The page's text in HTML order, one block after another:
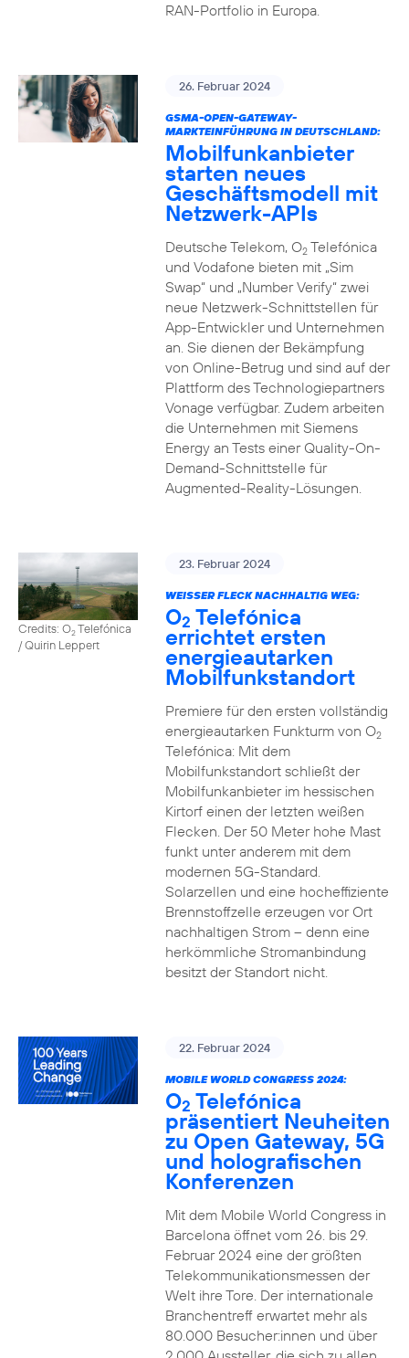
RAN-Portfolio in Europa.
26. Februar 2024
GSMA-OPEN-GATEWAY-
MARKTEINFÜHRUNG IN DEUTSCHLAND:
Mobilfunkanbieter
starten neues
Geschäftsmodell mit
Netzwerk-APIs
Deutsche Telekom, O2Telefónica
und Vodafone bieten mit „Sim
Swap“ und „Number Verify“ zwei
neue Netzwerk-Schnittstellen für
App-Entwickler und Unternehmen
an. Sie dienen der Bekämpfung
von Online-Betrug und sind auf der
Plattform des Technologiepartners
Vonage verfügbar. Zudem arbeiten
die Unternehmen mit Siemens
Energy an Tests einer Quality-On-
Demand-Schnittstelle für
Augmented-Reality-Lösungen.
Credits: O2Telefónica
/ Quirin Leppert
23. Februar 2024
WEISSER FLECK NACHHALTIG WEG:
O2 Telefónica
errichtet ersten
energieautarken
Mobilfunkstandort
Premiere für den ersten vollständig
energieautarken Funkturm von O2
Telefónica: Mit dem
Mobilfunkstandort schließt der
Mobilfunkanbieter im hessischen
Kirtorf einen der letzten weißen
Flecken. Der 50 Meter hohe Mast
funkt unter anderem mit dem
modernen 5G-Standard.
Solarzellen und eine hocheffiziente
Brennstoffzelle erzeugen vor Ort
nachhaltigen Strom – denn eine
herkömmliche Stromanbindung
besitzt der Standort nicht.
22. Februar 2024
MOBILE WORLD CONGRESS 2024:
O2 Telefónica
präsentiert Neuheiten
zu Open Gateway, 5G
und holografischen
Konferenzen
Mit dem Mobile World Congress in
Barcelona öffnet vom 26. bis 29.
Februar 2024 eine der größten
Telekommunikationsmessen der
Welt ihre Tore. Der internationale
Branchentreff erwartet mehr als
80.000 Besucher:innen und über